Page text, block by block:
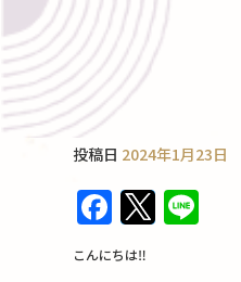
投稿日 2024年1月23日
F
a
T
w
こんにちは‼︎